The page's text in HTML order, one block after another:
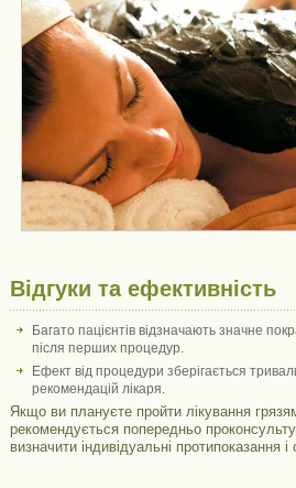
Відгуки та ефективність
Багато пацієнтів відзначають значне
після перших процедур.
Ефект від процедури зберігається
рекомендацій лікаря.
Якщо ви плануєте пройти лікування
рекомендується попередньо
визначити індивідуальні протипоказання